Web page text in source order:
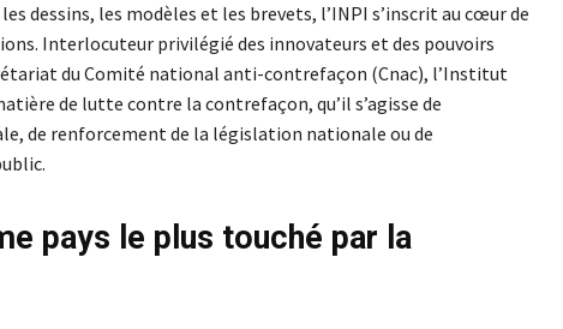
dessins, les modèles et les brevets, l’INPI s’inscrit au cœur de
Interlocuteur privilégié des innovateurs et des pouvoirs
du Comité national anti-contrefaçon (Cnac), l’Institut
de lutte contre la contrefaçon, qu’il s’agisse de
de renforcement de la législation nationale ou de
pays le plus touché par la